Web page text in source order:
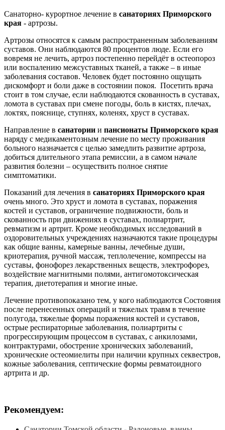
Санаторно- курортное лечение в санаториях Приморского
края - артрозы.
Артрозы относятся к самым распространенным заболеваниям
суставов. Они наблюдаются 80 процентов люде. Если его
вовремя не лечить, артроз постепенно перейдёт в остеопороз
или воспалению межсуставных тканей, а также – в иные
заболевания составов. Человек будет постоянно ощущать
дискомфорт и боли даже в состоянии покоя. Посетить врача
стоит в том случае, если наблюдаются скованность в суставах,
ломота в суставах при смене погоды, боль в кистях, плечах,
локтях, пояснице, ступнях, коленях, хруст в суставах.
Направление в санатории и пансионаты Приморского края
наряду с медикаментозным лечение по месту проживания
больного назначается с целью замедлить развитие артроза,
добиться длительного этапа ремиссии, а в самом начале
развития болезни – осуществить полное снятие
симптоматики.
Показаний для лечения в санаториях Приморского края
очень много. Это хруст и ломота в суставах, поражения
костей и суставов, ограничение подвижности, боль и
скованность при движениях в суставах, полиартрит,
ревматизм и артрит. Кроме необходимых исследований в
оздоровительных учреждениях назначаются такие процедуры
как общие ванны, камерные ванны, лечебные души,
криотерапия, ручной массаж, теплолечение, компрессы на
суставы, фонофорез лекарственных веществ, электрофорез,
воздействие магнитными полями, антигомотоксическая
терапия, диетотерапия и многие иные.
Лечение противопоказано тем, у кого наблюдаются Состояния
после перенесенных операций и тяжелых травм в течение
полугода, тяжелые формы поражения костей и суставов,
острые респираторные заболевания, полиартриты с
прогрессирующим процессом в суставах, с анкилозами,
контрактурами, обострение хронических заболеваний,
хронические остеомиелиты при наличии крупных секвестров,
кожные заболевания, септические формы ревматоидного
артрита и др.
Рекомендуем: